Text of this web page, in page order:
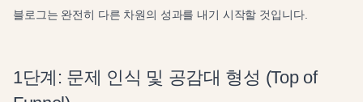
블로그는 완전히 다른 차원의 성과를 내기 시작할 것입니다.
1단계: 문제 인식 및 공감대 형성 (Top of